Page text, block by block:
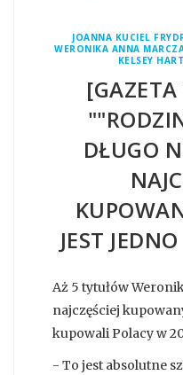
JOANNA KUCIEL
WERONIKA ANNA
KELSEY
DŁUGO
JEST
Aż 5 tytułów
najczęściej
kupowali Polacy w
- To jest absolutne